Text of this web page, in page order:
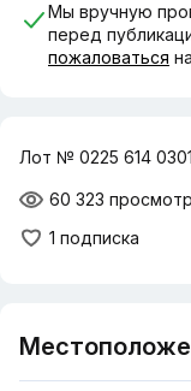
Мы вручную
перед
пожаловаться
Лот № 0225 614 0301
60 323
1 подписка